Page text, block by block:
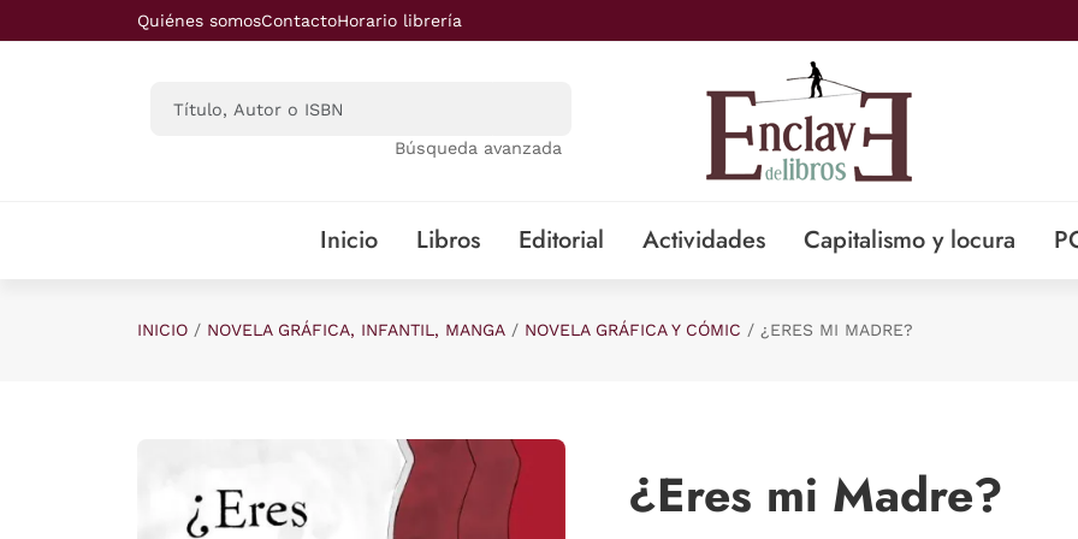
Saltar al contenido principal
Quiénes somosContactoHorario librería
Búsqueda avanzada
Inicio Libros Editorial Actividades Capitalismo y locura
INICIO NOVELA GRÁFICA, INFANTIL, MANGA NOVELA GRÁFICA Y CÓMIC ¿ERES MI MADRE?
¿Eres mi Madre?